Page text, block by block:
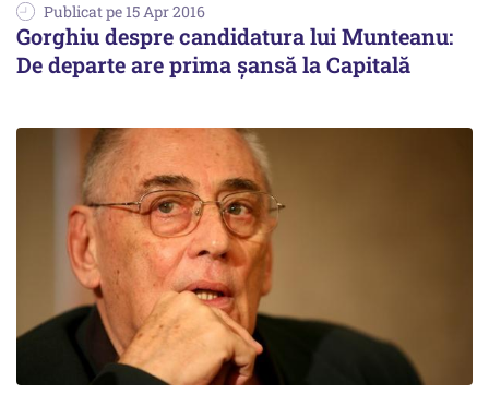
Publicat pe 15 Apr 2016
Gorghiu despre candidatura lui Munteanu:
De departe are prima şansă la Capitală